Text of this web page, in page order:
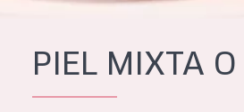
TODOS NUESTROS
PRODUCTOS
contacto
PIEL MIXTA O